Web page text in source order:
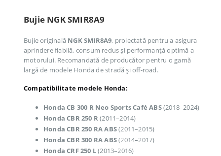
Bujie NGK SMIR8A9
Bujie originală NGK SMIR8A9, proiectată pentru a asigura
aprindere fiabilă, consum redus și performanță optimă a
motorului. Recomandată de producător pentru o gamă
largă de modele Honda de stradă și off-road.
Compatibilitate modele Honda:
Honda CB 300 R Neo Sports Café ABS(2018–2024)
Honda CBR 250 R(2011–2014)
Honda CBR 250 RA ABS(2011–2015)
Honda CBR 300 RA ABS(2014–2017)
Honda CRF 250 L(2013–2016)